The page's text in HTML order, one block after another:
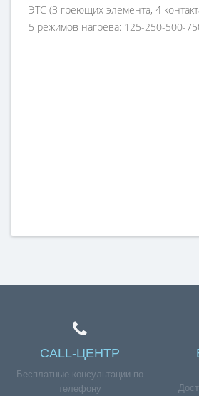
ЭТС (3 греющих элемента, 4
5 режимов нагрева: 125-250-500-
CALL-ЦЕНТР
Бесплатные консультации по
телефону